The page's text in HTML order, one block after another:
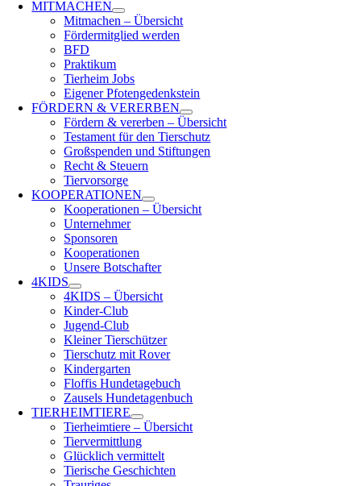
MITMACHEN
Mitmachen – Übersicht
Fördermitglied werden
BFD
Praktikum
Tierheim Jobs
Eigener Pfotengedenkstein
FÖRDERN & VERERBEN
Fördern & vererben – Übersicht
Testament für den Tierschutz
Großspenden und Stiftungen
Recht & Steuern
Tiervorsorge
KOOPERATIONEN
Kooperationen – Übersicht
Unternehmer
Sponsoren
Kooperationen
Unsere Botschafter
4KIDS
4KIDS – Übersicht
Kinder-Club
Jugend-Club
Kleiner Tierschützer
Tierschutz mit Rover
Kindergarten
Floffis Hundetagebuch
Zausels Hundetagenbuch
TIERHEIMTIERE
Tierheimtiere – Übersicht
Tiervermittlung
Glücklich vermittelt
Tierische Geschichten